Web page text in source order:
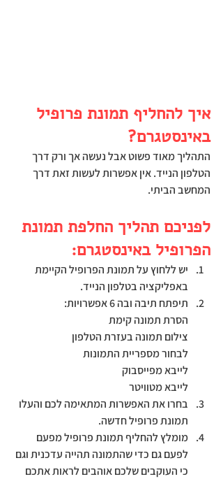
איך להחליף תמונת פרופיל
באינסטגרם?
התהליך מאוד פשוט אבל נעשה אך ורק דרך
הטלפון הנייד. אין אפשרות לעשות זאת דרך
המחשב הביתי.
לפניכם תהליך החלפת תמונת
הפרופיל באינסטגרם:
יש ללחוץ על תמונת הפרופיל הקיימת
באפליקציה בטלפון הנייד.
תיפתח תיבה ובה 6 אפשרויות:
הסרת תמונה קימת
צילום תמונה בעזרת הטלפון
לבחור מספריית התמונות
לייבא מפייסבוק
לייבא מטוויטר
בחרו את האפשרות המתאימה לכם והעלו
תמונת פרופיל חדשה.
מומלץ להחליף תמונת פרופיל מפעם
לפעם גם כדי שהתמונה תהייה עדכנית וגם
כי העוקבים שלכם אוהבים לראות אתכם